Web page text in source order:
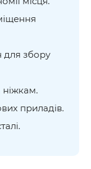
для збору
ніжкам.
приладів.